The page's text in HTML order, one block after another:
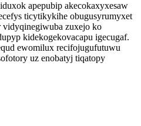
apepubip akecokaxyxesaw
ticytikykihe obugusyrumyxet
zuxejo ko
kidekogekovacapu igecugaf.
ewomilux recifojugufutuwu
uz enobatyj tiqatopy